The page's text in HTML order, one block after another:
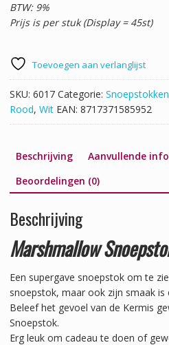
BTW: 9%
Prijs is per stuk (Display = 45st)
Toevoegen aan verlanglijst
SKU: 6017 Categorie: Snoepstokken
Rood, Wit EAN: 8717371585952
Beschrijving
Aanvullende
Beoordelingen (0)
Beschrijving
Marshmallow
Een supergave snoepstok om te
snoepstok, maar ook zijn smaak is
Beleef het gevoel van de Kermis
Snoepstok.
Erg leuk om cadeau te doen of